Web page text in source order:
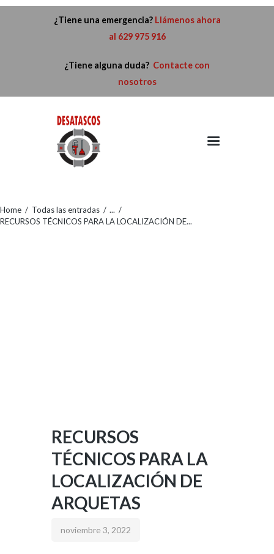
¿Tiene una emergencia? Llámenos ahora
al 629 975 916
¿Tiene alguna duda? Contacte con
nosotros
Home Todas las entradas
...
RECURSOS TÉCNICOS PARA LA LOCALIZACIÓN DE...
QUIÉNES SOMOS
NOTICIAS
CONTACTO
RECURSOS
TÉCNICOS PARA LA
LOCALIZACIÓN DE
ARQUETAS
noviembre 3, 2022